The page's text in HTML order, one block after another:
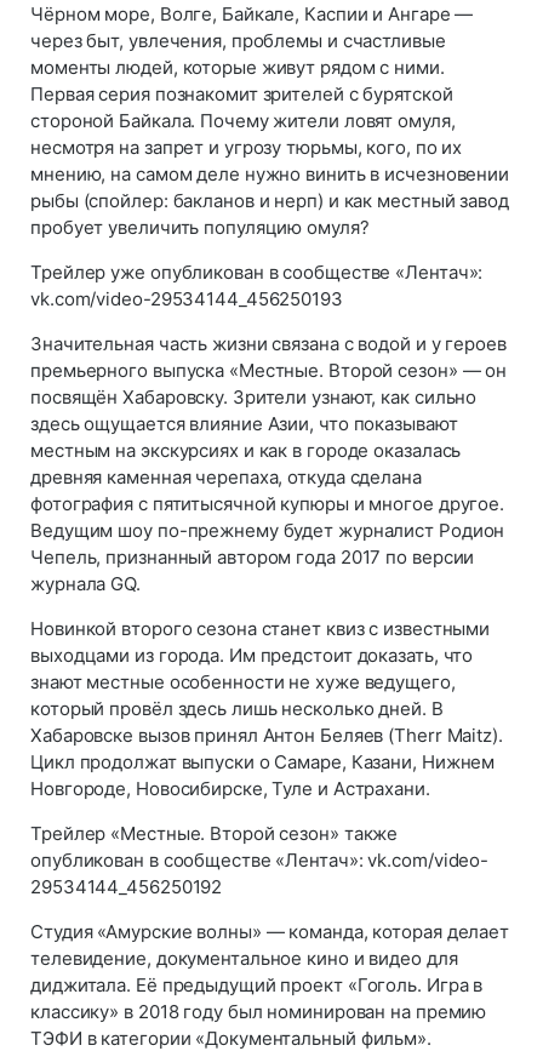
Чёрном море, Волге, Байкале, Каспии и Ангаре —
через быт, увлечения, проблемы и счастливые
моменты людей, которые живут рядом с ними.
Первая серия познакомит зрителей с бурятской
стороной Байкала. Почему жители ловят омуля,
несмотря на запрет и угрозу тюрьмы, кого, по их
мнению, на самом деле нужно винить в исчезновении
рыбы (спойлер: бакланов и нерп) и как местный завод
пробует увеличить популяцию омуля?
Трейлер уже опубликован в сообществе «Лентач»:
vk.com/video-29534144_456250193
Значительная часть жизни связана с водой и у героев
премьерного выпуска «Местные. Второй сезон» — он
посвящён Хабаровску. Зрители узнают, как сильно
здесь ощущается влияние Азии, что показывают
местным на экскурсиях и как в городе оказалась
древняя каменная черепаха, откуда сделана
фотография с пятитысячной купюры и многое другое.
Ведущим шоу по-прежнему будет журналист Родион
Чепель, признанный автором года 2017 по версии
журнала GQ.
Новинкой второго сезона станет квиз с известными
выходцами из города. Им предстоит доказать, что
знают местные особенности не хуже ведущего,
который провёл здесь лишь несколько дней. В
Хабаровске вызов принял Антон Беляев (Therr Maitz).
Цикл продолжат выпуски о Самаре, Казани, Нижнем
Новгороде, Новосибирске, Туле и Астрахани.
Трейлер «Местные. Второй сезон» также
опубликован в сообществе «Лентач»: vk.com/video-
29534144_456250192
Студия «Амурские волны» — команда, которая делает
телевидение, документальное кино и видео для
диджитала. Её предыдущий проект «Гоголь. Игра в
классику» в 2018 году был номинирован на премию
ТЭФИ в категории «Документальный фильм».